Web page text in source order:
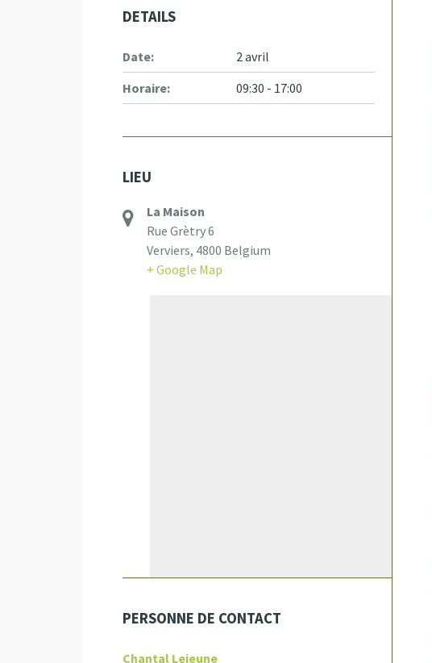
DETAILS
Date:
2 avril
Horaire:
09:30 - 17:00
LIEU
La Maison
Rue Grètry 6
Verviers, 4800 Belgium
+ Google Map
PERSONNE DE CONTACT
Chantal Lejeune